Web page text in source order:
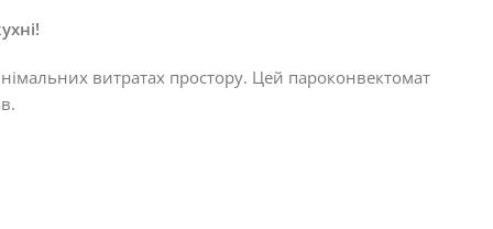
витратах простору. Цей пароконвектомат